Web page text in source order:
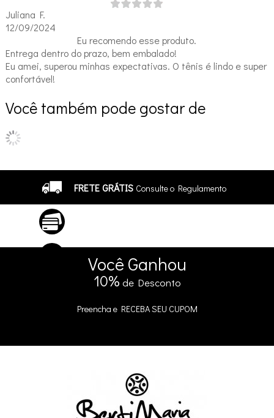
Juliana F.
12/09/2024
Eu recomendo esse produto.
Entrega dentro do prazo, bem embalado!
Eu amei, superou minhas expectativas. O tênis é lindo e super
confortável!
Você também pode gostar de
FRETE GRÁTIS Consulte o Regulamento
5% DE DESCONTO no Pix e Boleto
Você Ganhou
10% de Desconto
Preencha e RECEBA SEU CUPOM